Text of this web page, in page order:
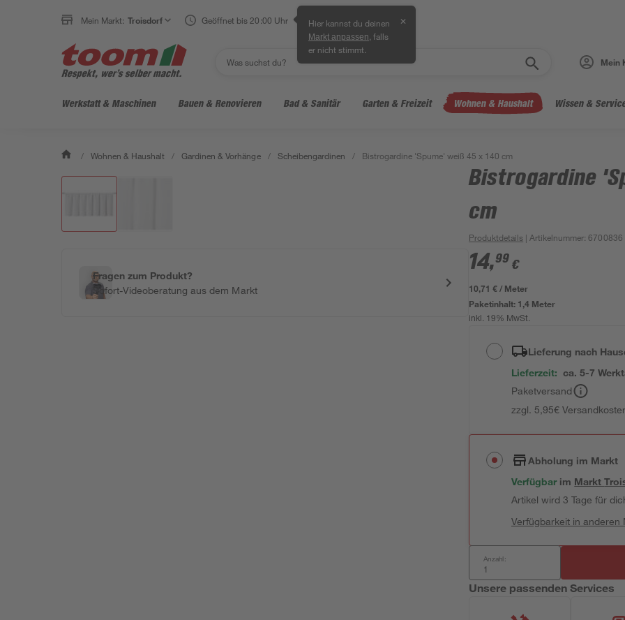
Mein Markt: Troisdorf Geöffnet bis 20:00 Uhr Hier kannst du deinen
Markt anpassen , falls
er nicht stimmt.
✕
Mein
Werkstatt & Maschinen Bauen & Renovieren Bad & Sanitär Garten & Freizeit Wohnen & Haushalt Wissen &
/ Wohnen & Haushalt / Gardinen & Vorhänge / Scheibengardinen / Bistrogardine 'Spume' weiß 45 x 140 cm
Fragen zum Produkt?
Sofort-Videoberatung aus dem Markt
Bistrogardine
cm
Produktdetails | Artikelnummer:6700836
14,99 €
10,71 € / Meter
Paketinhalt: 1,4 Meter
inkl. 19% MwSt.
Lieferung nach
Lieferzeit: ca. 5-7
Paketversand
zzgl. 5,95€
Abholung im Markt
Verfügbar im Markt
Artikel wird 3 Tage für
Verfügbarkeit in anderen
Anzahl:
Unsere passenden Services